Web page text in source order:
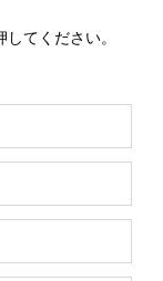
てください。